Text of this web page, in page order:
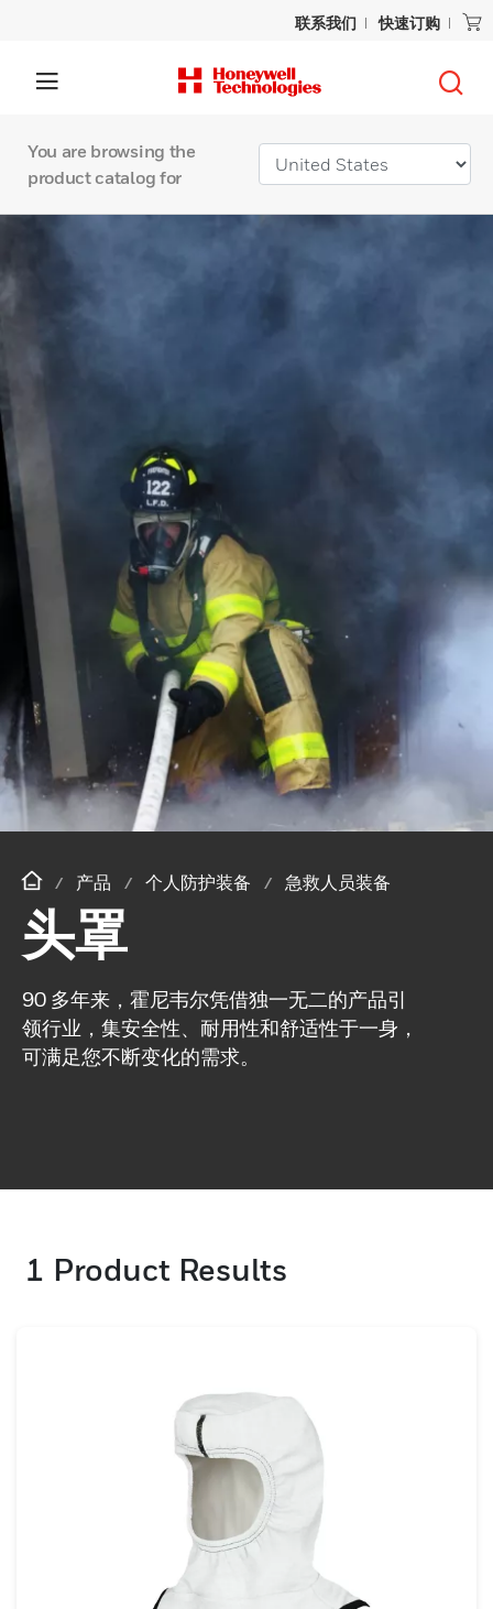
联系我们 快速订购
You are browsing the
product catalog for
产品 个人防护装备 急救人员装备
头罩
90 多年来，霍尼韦尔凭借独一无二的产品引
领行业，集安全性、耐用性和舒适性于一身，
可满足您不断变化的需求。
1 Product Results